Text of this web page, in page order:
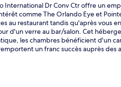
International Dr Conv Ctr offre un
comme The Orlando Eye et
au restaurant tandis qu'après vous
d'un verre au bar/salon. Cet
les chambres bénéficient d'un
un franc succès auprès des